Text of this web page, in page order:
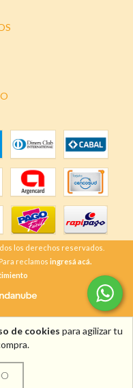
de cookies para agilizar tu
los derechos reservados.
reclamos ingresá acá.